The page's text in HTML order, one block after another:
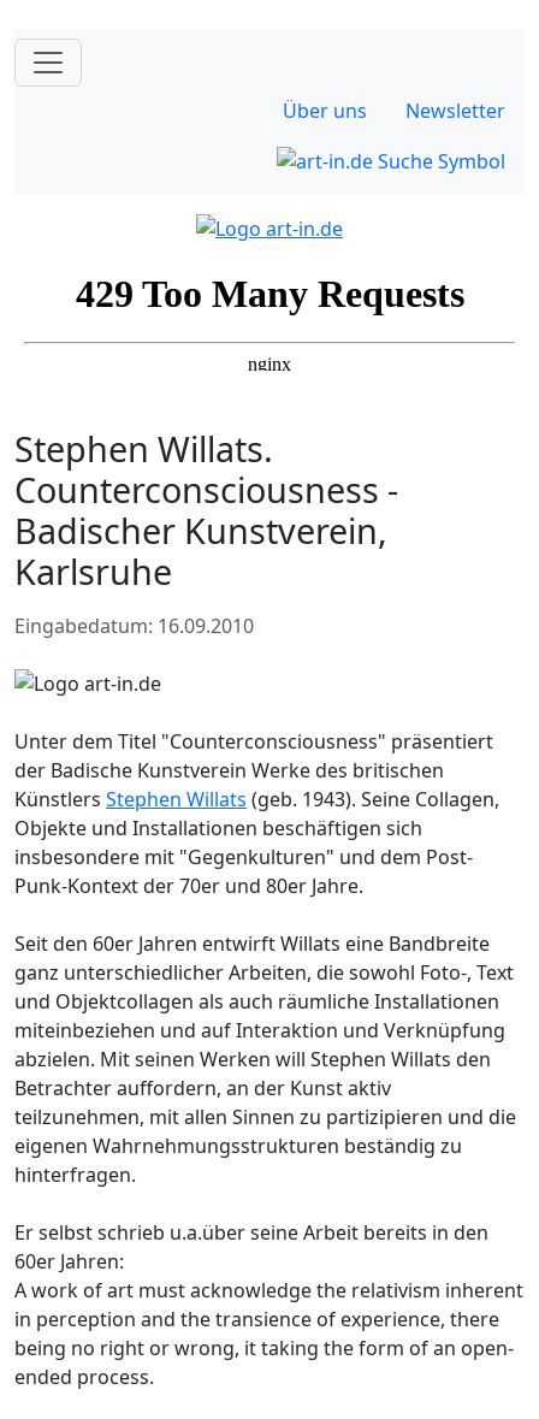
Über uns Newsletter
Stephen Willats.
Counterconsciousness -
Badischer Kunstverein,
Karlsruhe
Eingabedatum: 16.09.2010
Unter dem Titel "Counterconsciousness" präsentiert
der Badische Kunstverein Werke des britischen
Künstlers Stephen Willats (geb. 1943). Seine Collagen,
Objekte und Installationen beschäftigen sich
insbesondere mit "Gegenkulturen" und dem Post-
Punk-Kontext der 70er und 80er Jahre.
Seit den 60er Jahren entwirft Willats eine Bandbreite
ganz unterschiedlicher Arbeiten, die sowohl Foto-, Text
und Objektcollagen als auch räumliche Installationen
miteinbeziehen und auf Interaktion und Verknüpfung
abzielen. Mit seinen Werken will Stephen Willats den
Betrachter auffordern, an der Kunst aktiv
teilzunehmen, mit allen Sinnen zu partizipieren und die
eigenen Wahrnehmungsstrukturen beständig zu
hinterfragen.
Er selbst schrieb u.a.über seine Arbeit bereits in den
60er Jahren:
A work of art must acknowledge the relativism inherent
in perception and the transience of experience, there
being no right or wrong, it taking the form of an open-
ended process.